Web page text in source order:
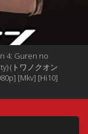
4: Guren no
(トワノクオン
[Mkv] [Hi10]